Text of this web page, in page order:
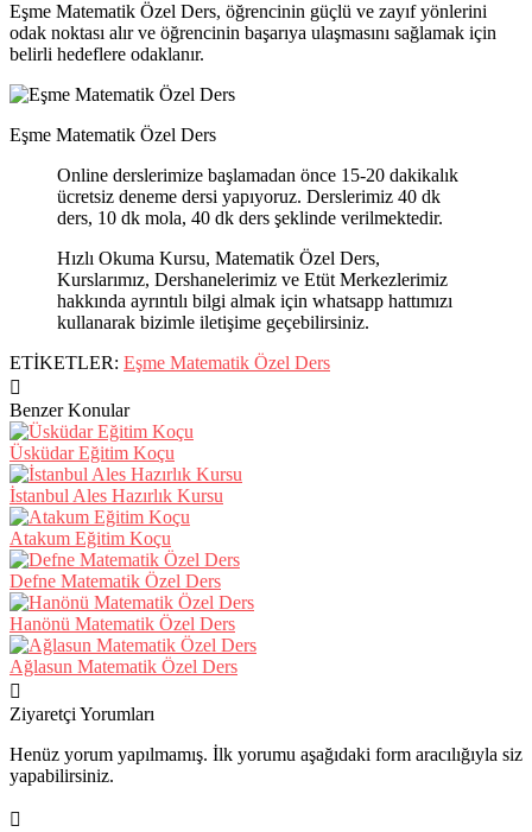
Eşme Matematik Özel Ders, öğrencinin güçlü ve zayıf yönlerini
odak noktası alır ve öğrencinin başarıya ulaşmasını sağlamak için
belirli hedeflere odaklanır.
Eşme Matematik Özel Ders
Online derslerimize başlamadan önce 15-20 dakikalık
ücretsiz deneme dersi yapıyoruz. Derslerimiz 40 dk
ders, 10 dk mola, 40 dk ders şeklinde verilmektedir.
Hızlı Okuma Kursu, Matematik Özel Ders,
Kurslarımız, Dershanelerimiz ve Etüt Merkezlerimiz
hakkında ayrıntılı bilgi almak için whatsapp hattımızı
kullanarak bizimle iletişime geçebilirsiniz.
ETİKETLER: Eşme Matematik Özel Ders
Benzer Konular
Üsküdar Eğitim Koçu
İstanbul Ales Hazırlık Kursu
Atakum Eğitim Koçu
Defne Matematik Özel Ders
Hanönü Matematik Özel Ders
Ağlasun Matematik Özel Ders
Ziyaretçi Yorumları
Henüz yorum yapılmamış. İlk yorumu aşağıdaki form aracılığıyla siz
yapabilirsiniz.